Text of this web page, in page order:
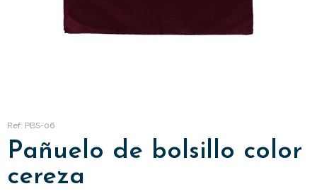
Ref: PBS-06
Pañuelo de bolsillo color
cereza